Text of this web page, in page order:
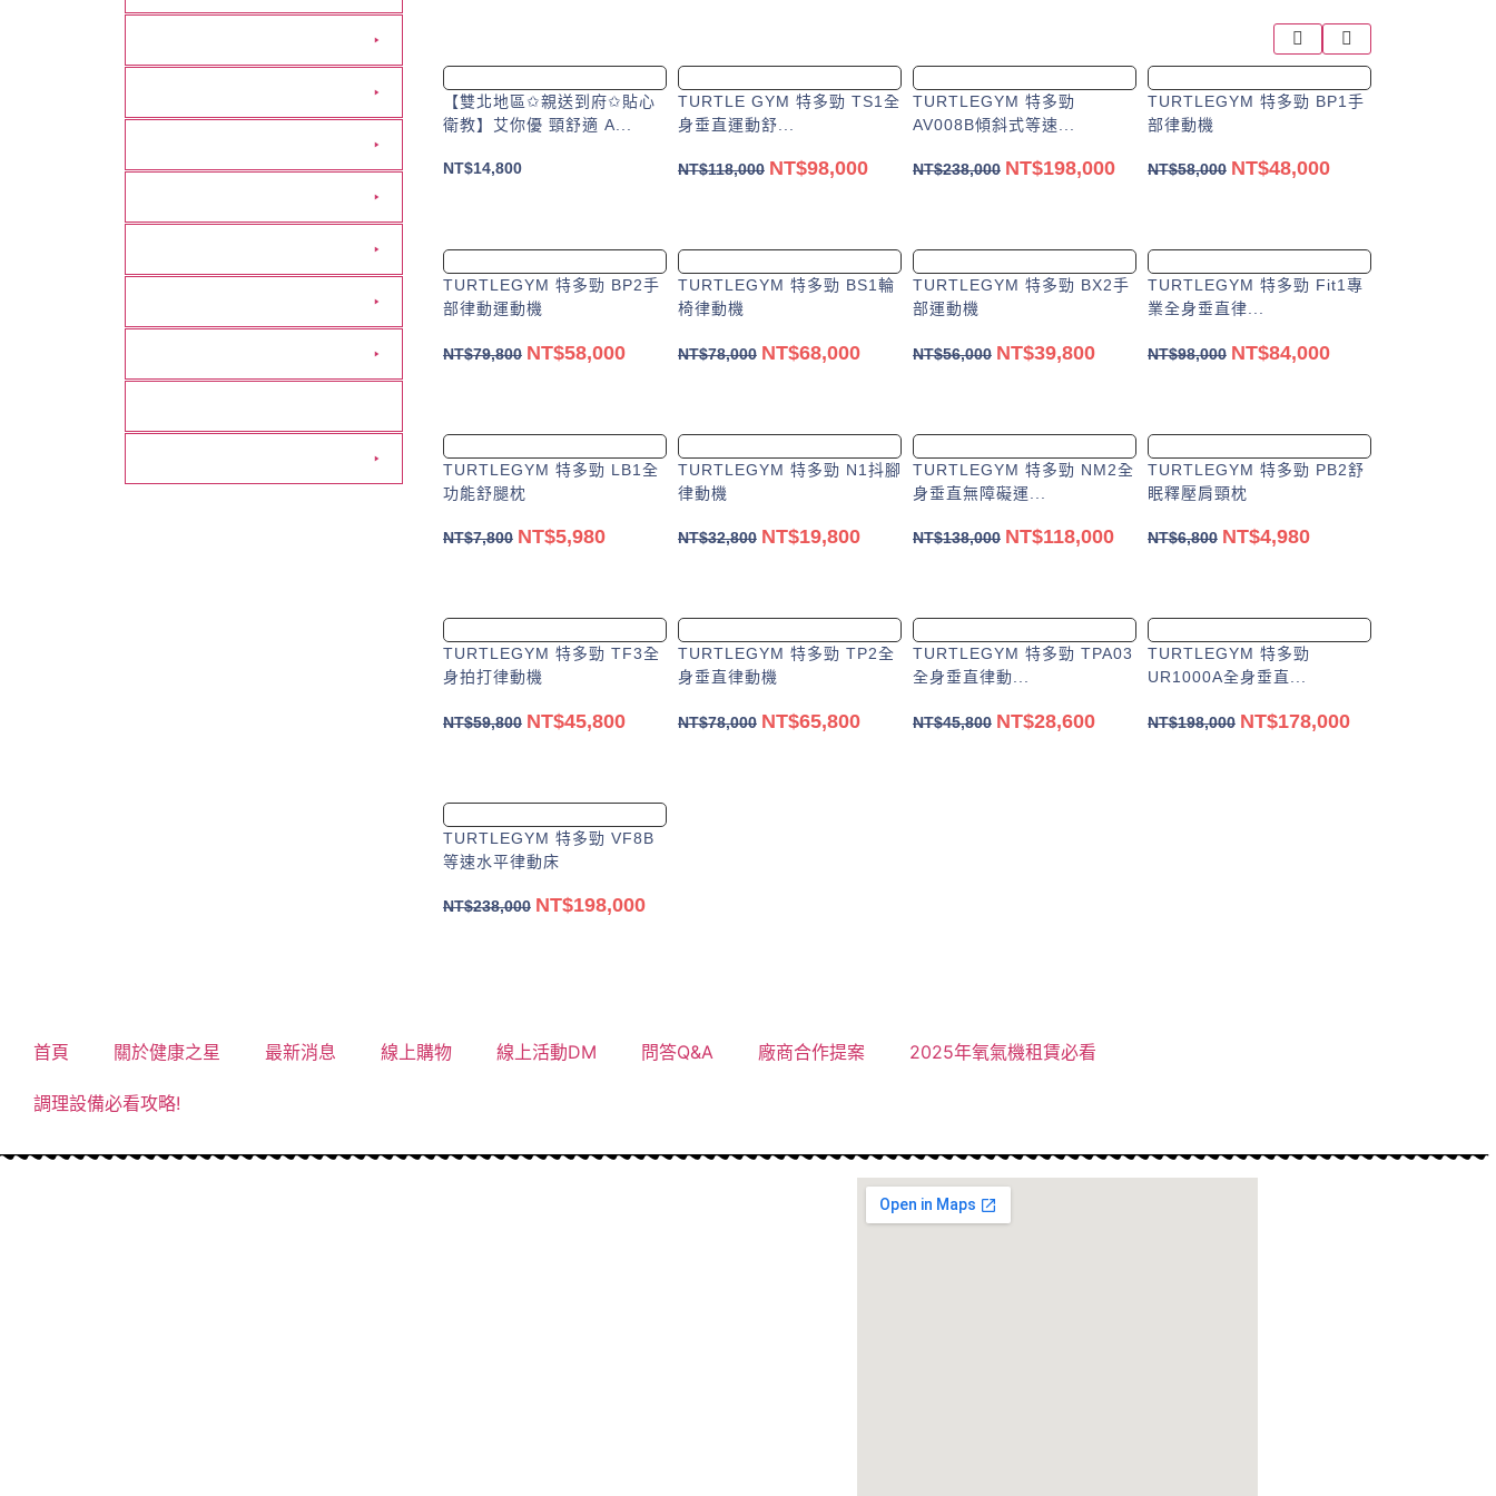
【雙北地區✩親送到府✩貼心
衛教】艾你優 頸舒適 A...
NT$14,800
TURTLE GYM 特多勁 TS1全
身垂直運動舒...
NT$118,000 NT$98,000
TURTLEGYM 特多勁
AV008B傾斜式等速...
NT$238,000 NT$198,000
TURTLEGYM 特多勁 BP1手
部律動機
NT$58,000 NT$48,000
TURTLEGYM 特多勁 BP2手
部律動運動機
NT$79,800 NT$58,000
TURTLEGYM 特多勁 BS1輪
椅律動機
NT$78,000 NT$68,000
TURTLEGYM 特多勁 BX2手
部運動機
NT$56,000 NT$39,800
TURTLEGYM 特多勁 Fit1專
業全身垂直律...
NT$98,000 NT$84,000
TURTLEGYM 特多勁 LB1全
功能舒腿枕
NT$7,800 NT$5,980
TURTLEGYM 特多勁 N1抖腳
律動機
NT$32,800 NT$19,800
TURTLEGYM 特多勁 NM2全
身垂直無障礙運...
NT$138,000 NT$118,000
TURTLEGYM 特多勁 PB2舒
眠釋壓肩頸枕
NT$6,800 NT$4,980
TURTLEGYM 特多勁 TF3全
身拍打律動機
NT$59,800 NT$45,800
TURTLEGYM 特多勁 TP2全
身垂直律動機
NT$78,000 NT$65,800
TURTLEGYM 特多勁 TPA03
全身垂直律動...
NT$45,800 NT$28,600
TURTLEGYM 特多勁
UR1000A全身垂直...
NT$198,000 NT$178,000
TURTLEGYM 特多勁 VF8B
等速水平律動床
NT$238,000 NT$198,000
首頁 關於健康之星 最新消息 線上購物 線上活動DM 問答Q&A 廠商合作提案 2025年氧氣機租賃必看
調理設備必看攻略!